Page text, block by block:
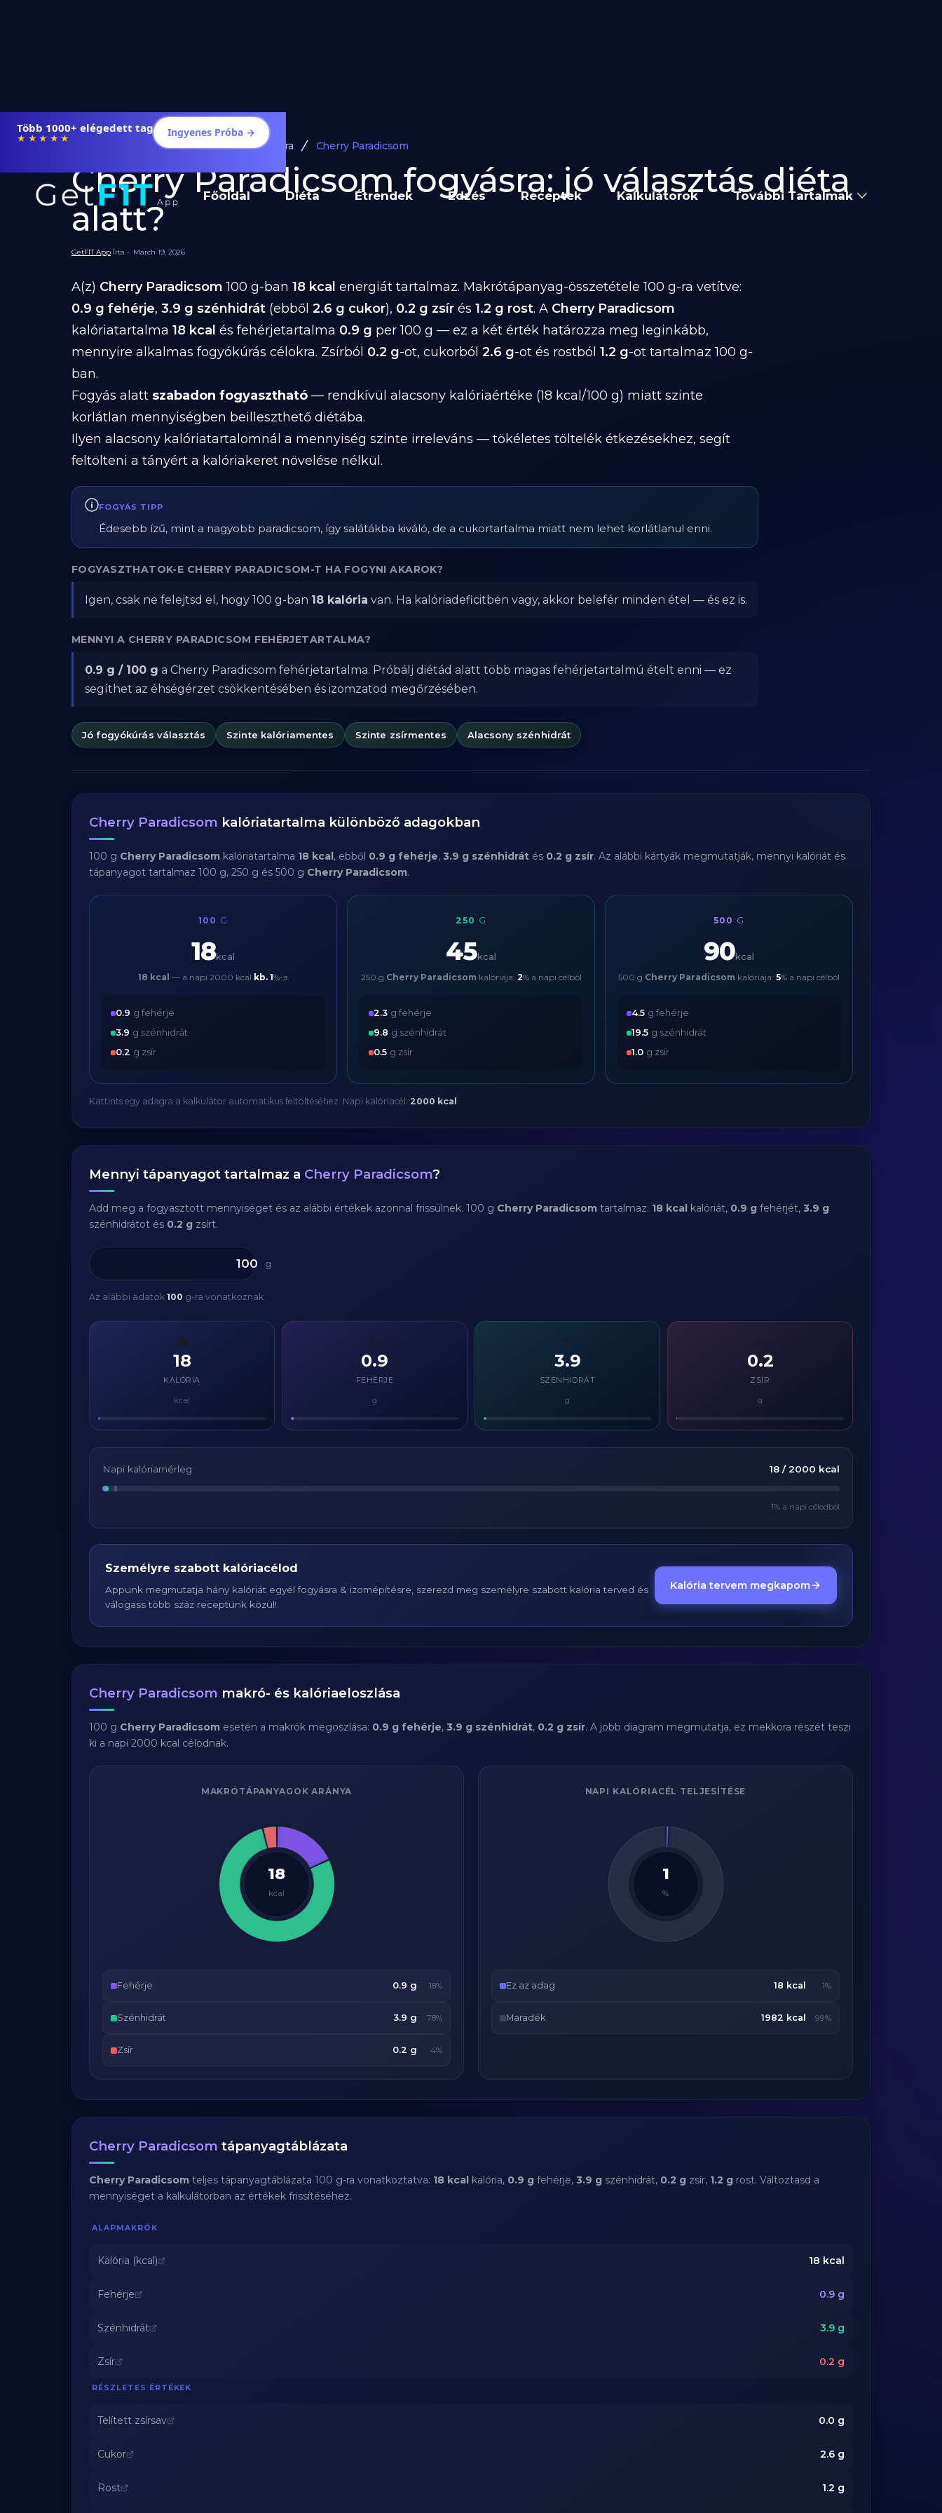
Több 1000+ elégedett tag
★★★★★ Ingyenes Próba →
Főoldal Diéta Étrendek Edzés Receptek Kalkulátorok További Tartalmak
Diéta és Étrend Ételek Fogyásra Cherry Paradicsom
Cherry Paradicsom fogyásra: jó választás diéta
alatt?
GetFIT App Írta - March 19, 2026
A(z) Cherry Paradicsom 100 g-ban 18 kcal energiát tartalmaz. Makrótápanyag-összetétele 100 g-ra vetítve:
0.9 g fehérje, 3.9 g szénhidrát (ebből 2.6 g cukor), 0.2 g zsír és 1.2 g rost. A Cherry Paradicsom
kalóriatartalma 18 kcal és fehérjetartalma 0.9 g per 100 g — ez a két érték határozza meg leginkább,
mennyire alkalmas fogyókúrás célokra. Zsírból 0.2 g-ot, cukorból 2.6 g-ot és rostból 1.2 g-ot tartalmaz 100 g-
ban.
Fogyás alatt szabadon fogyasztható — rendkívül alacsony kalóriaértéke (18 kcal/100 g) miatt szinte
korlátlan mennyiségben beilleszthető diétába.
Ilyen alacsony kalóriatartalomnál a mennyiség szinte irreleváns — tökéletes töltelék étkezésekhez, segít
feltölteni a tányért a kalóriakeret növelése nélkül.
FOGYÁS TIPP
Édesebb ízű, mint a nagyobb paradicsom, így salátákba kiváló, de a cukortartalma miatt nem lehet korlátlanul enni.
FOGYASZTHATOK-E CHERRY PARADICSOM-T HA FOGYNI AKAROK?
Igen, csak ne felejtsd el, hogy 100 g-ban 18 kalória van. Ha kalóriadeficitben vagy, akkor belefér minden étel — és ez is.
MENNYI A CHERRY PARADICSOM FEHÉRJETARTALMA?
0.9 g / 100 g a Cherry Paradicsom fehérjetartalma. Próbálj diétád alatt több magas fehérjetartalmú ételt enni — ez
segíthet az éhségérzet csökkentésében és izomzatod megőrzésében.
Jó fogyókúrás választás Szinte kalóriamentes Szinte zsírmentes Alacsony szénhidrát
Cherry Paradicsom kalóriatartalma különböző adagokban
100 g Cherry Paradicsom kalóriatartalma 18 kcal, ebből 0.9 g fehérje, 3.9 g szénhidrát és 0.2 g zsír. Az alábbi kártyák megmutatják, mennyi kalóriát és
tápanyagot tartalmaz 100 g, 250 g és 500 g Cherry Paradicsom.
100 G
18kcal
18 kcal — a napi 2000 kcal kb. 1%-a
0.9 g fehérje
3.9 g szénhidrát
0.2 g zsír
250 G
45kcal
250 g Cherry Paradicsom kalóriája: 2% a napi célból
2.3 g fehérje
9.8 g szénhidrát
0.5 g zsír
500 G
90kcal
500 g Cherry Paradicsom kalóriája: 5% a napi célból
4.5 g fehérje
19.5 g szénhidrát
1.0 g zsír
Kattints egy adagra a kalkulátor automatikus feltöltéséhez. Napi kalóriacél: 2000 kcal .
Mennyi tápanyagot tartalmaz a Cherry Paradicsom?
Add meg a fogyasztott mennyiséget és az alábbi értékek azonnal frissülnek. 100 g Cherry Paradicsom tartalmaz: 18 kcal kalóriát, 0.9 g fehérjét, 3.9 g
szénhidrátot és 0.2 g zsírt.
g
Az alábbi adatok 100 g-ra vonatkoznak.
🔥
18
KALÓRIA
kcal
💪
0.9
FEHÉRJE
g
⚡
3.9
SZÉNHIDRÁT
g
0.2
ZSÍR
g
Napi kalóriamérleg 18 / 2000 kcal
1% a napi célodból
Személyre szabott kalóriacélod
Appunk megmutatja hány kalóriát egyél fogyásra & izomépítésre, szerezd meg személyre szabott kalória terved és
válogass több száz receptünk közül!
Kalória tervem megkapom
Cherry Paradicsom makró- és kalóriaeloszlása
100 g Cherry Paradicsom esetén a makrók megoszlása: 0.9 g fehérje, 3.9 g szénhidrát, 0.2 g zsír. A jobb diagram megmutatja, ez mekkora részét teszi
ki a napi 2000 kcal célodnak.
MAKRÓTÁPANYAGOK ARÁNYA
18
kcal
Fehérje 0.9 g 18%
Szénhidrát 3.9 g 78%
Zsír 0.2 g 4%
NAPI KALÓRIACÉL TELJESÍTÉSE
1
%
Ez az adag 18 kcal 1%
Maradék 1982 kcal 99%
Cherry Paradicsom tápanyagtáblázata
Cherry Paradicsom teljes tápanyagtáblázata 100 g-ra vonatkoztatva: 18 kcal kalória, 0.9 g fehérje, 3.9 g szénhidrát, 0.2 g zsír, 1.2 g rost. Változtasd a
mennyiséget a kalkulátorban az értékek frissítéséhez.
ALAPMAKRÓK
Kalória (kcal) 18 kcal
Fehérje 0.9 g
Szénhidrát 3.9 g
Zsír 0.2 g
RÉSZLETES ÉRTÉKEK
Telített zsírsav 0.0 g
Cukor 2.6 g
Rost 1.2 g